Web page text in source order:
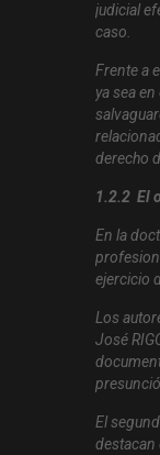
judicial
caso.
Frente a
ya sea
derecho
1.2.2 El
En la
ejercicio
Los
José
El
destacan